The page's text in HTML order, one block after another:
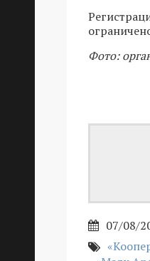
Фото:
07/08/